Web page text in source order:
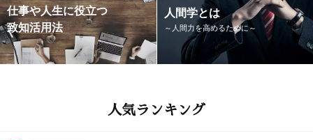
仕事や人生に役立つ
致知活用法
人間学とは
～人間力を高めるために～
人気ランキング